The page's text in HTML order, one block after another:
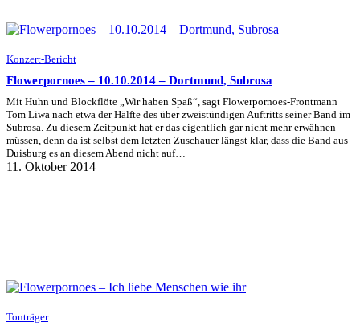
Konzert-Bericht
Flowerpornoes – 10.10.2014 – Dortmund, Subrosa
Mit Huhn und Blockflöte „Wir haben Spaß“, sagt Flowerpornoes-Frontmann
Tom Liwa nach etwa der Hälfte des über zweistündigen Auftritts seiner Band im
Subrosa. Zu diesem Zeitpunkt hat er das eigentlich gar nicht mehr erwähnen
müssen, denn da ist selbst dem letzten Zuschauer längst klar, dass die Band aus
Duisburg es an diesem Abend nicht auf…
11. Oktober 2014
Tonträger